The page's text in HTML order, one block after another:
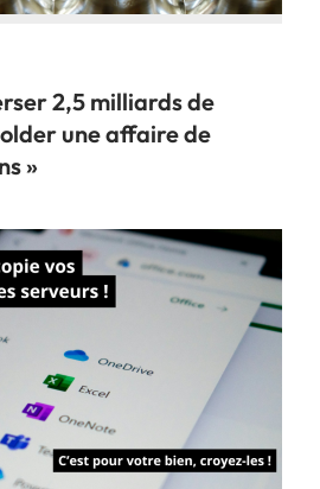
2,5 milliards de
une affaire de
»